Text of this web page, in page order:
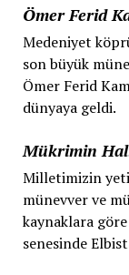
Ömer Ferid
Medeniyet
son büyük
Ömer Ferid
dünyaya geldi.
Mükrimin
Milletimizin
münevver ve
kaynaklara
senesinde